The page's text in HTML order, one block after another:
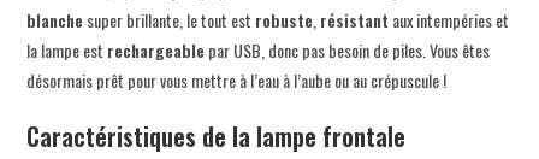
blanche super brillante, le tout est robuste résistant aux intempéries et
la lampe est rechargeable par USB, donc pas besoin de piles. Vous êtes
désormais prêt pour vous mettre à l’eau à l’aube ou au crépuscule !
Caractéristiques de la lampe frontale